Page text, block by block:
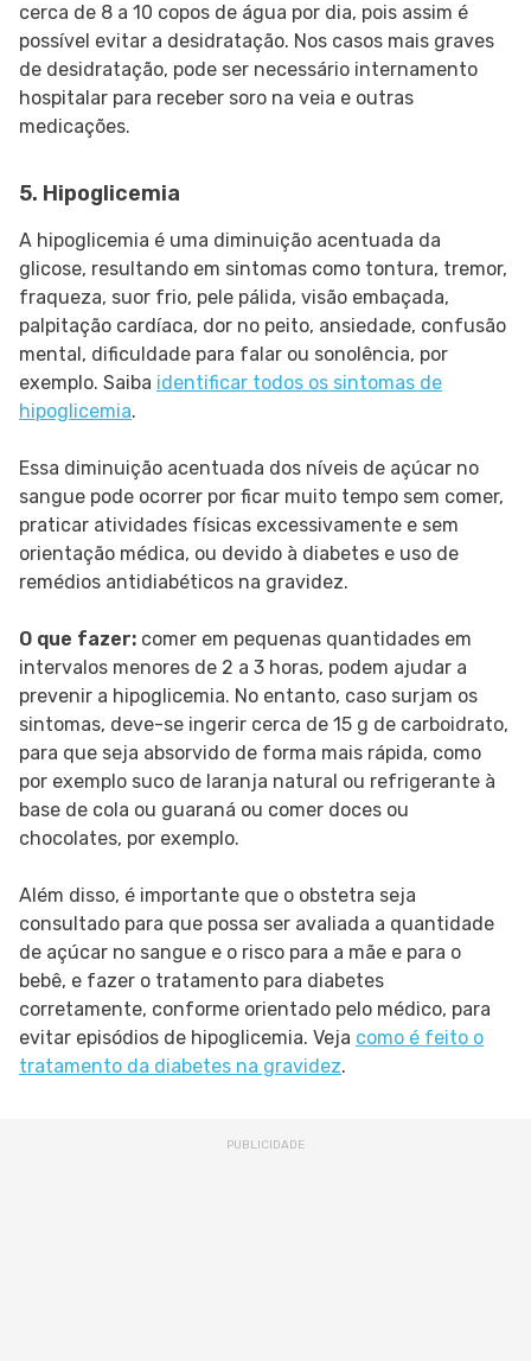
cerca de 8 a 10 copos de água por dia, pois assim é
possível evitar a desidratação. Nos casos mais graves
de desidratação, pode ser necessário internamento
hospitalar para receber soro na veia e outras
medicações.
5. Hipoglicemia
A hipoglicemia é uma diminuição acentuada da
glicose, resultando em sintomas como tontura, tremor,
fraqueza, suor frio, pele pálida, visão embaçada,
palpitação cardíaca, dor no peito, ansiedade, confusão
mental, dificuldade para falar ou sonolência, por
exemplo. Saiba identificar todos os sintomas de
hipoglicemia.
Essa diminuição acentuada dos níveis de açúcar no
sangue pode ocorrer por ficar muito tempo sem comer,
praticar atividades físicas excessivamente e sem
orientação médica, ou devido à diabetes e uso de
remédios antidiabéticos na gravidez.
O que fazer: comer em pequenas quantidades em
intervalos menores de 2 a 3 horas, podem ajudar a
prevenir a hipoglicemia. No entanto, caso surjam os
sintomas, deve-se ingerir cerca de 15 g de carboidrato,
para que seja absorvido de forma mais rápida, como
por exemplo suco de laranja natural ou refrigerante à
base de cola ou guaraná ou comer doces ou
chocolates, por exemplo.
Além disso, é importante que o obstetra seja
consultado para que possa ser avaliada a quantidade
de açúcar no sangue e o risco para a mãe e para o
bebê, e fazer o tratamento para diabetes
corretamente, conforme orientado pelo médico, para
evitar episódios de hipoglicemia. Veja como é feito o
tratamento da diabetes na gravidez.